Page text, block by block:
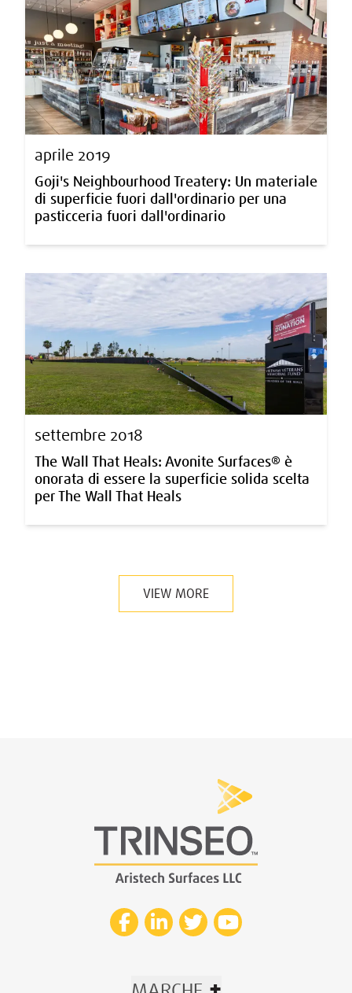
aprile 2019
Goji's Neighbourhood Treatery: Un materiale
di superficie fuori dall'ordinario per una
pasticceria fuori dall'ordinario
settembre 2018
The Wall That Heals: Avonite Surfaces® è
onorata di essere la superficie solida scelta
per The Wall That Heals
VIEW MORE